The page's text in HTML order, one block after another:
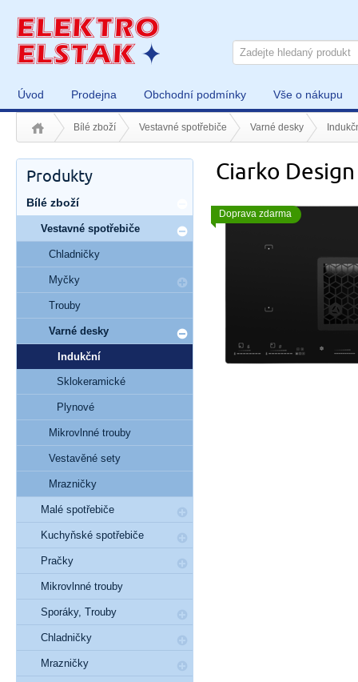
Úvod Prodejna Obchodní podmínky Vše o nákupu
Bílé zboží Vestavné spotřebiče Varné desky
Ciarko
Doprava zdarma
Produkty
Bílé zboží
Vestavné spotřebiče
Chladničky
Myčky
Trouby
Varné desky
Indukční
Sklokeramické
Plynové
Mikrovlnné trouby
Vestavěné sety
Mrazničky
Malé spotřebiče
Kuchyňské spotřebiče
Pračky
Mikrovlnné trouby
Sporáky, Trouby
Chladničky
Mrazničky